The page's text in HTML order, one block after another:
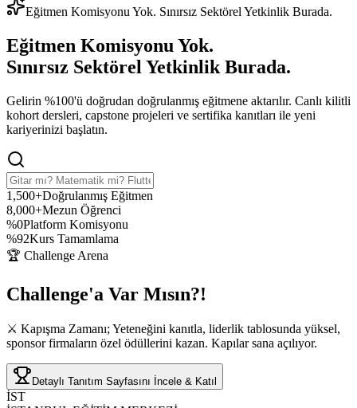
Eğitmen Komisyonu Yok. Sınırsız Sektörel Yetkinlik Burada.
Eğitmen Komisyonu Yok.
Sınırsız Sektörel YetkinlikBurada.
Gelirin %100'ü doğrudan doğrulanmış eğitmene aktarılır. Canlı kilitli
kohort dersleri, capstone projeleri ve sertifika kanıtları ile yeni
kariyerinizi başlatın.
1,500+Doğrulanmış Eğitmen
8,000+Mezun Öğrenci
%0Platform Komisyonu
%92Kurs Tamamlama
🏆 Challenge Arena
Challenge'a Var Mısın?!
⚔️ Kapışma Zamanı; Yeteneğini kanıtla, liderlik tablosunda yüksel,
sponsor firmaların özel ödüllerini kazan. Kapılar sana açılıyor.
Detaylı Tanıtım Sayfasını İncele & Katıl
İST